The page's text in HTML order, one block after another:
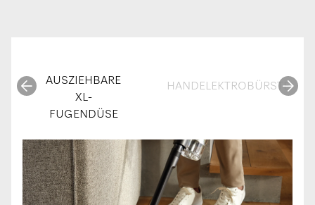
AUSZIEHBARE
XL-
FUGENDÜSE
HANDELEKTROBÜRSTE